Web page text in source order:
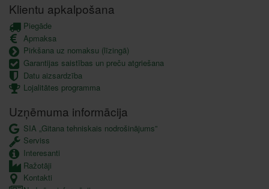
Klientu apkalpošana
Piegāde
Apmaksa
Pirkšana uz nomaksu (līzingā)
Garantijas saistības un preču atgriešana
Datu aizsardzība
Lojalitātes programma
Uzņēmuma informācija
SIA „Gitana tehniskais nodrošinājums”
Serviss
Interesanti
Ražotāji
Kontakti